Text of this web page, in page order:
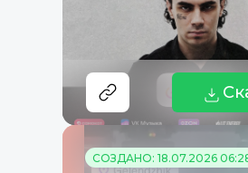
СОЗДАНО: 18.07.2026